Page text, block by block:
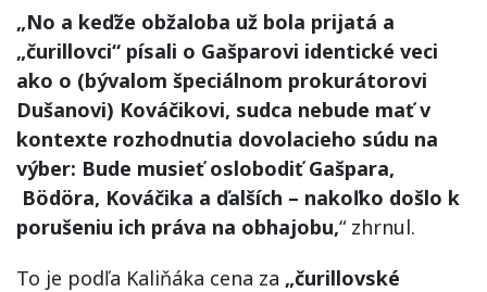
„No a keďže obžaloba už bola prijatá a
„čurillovci“ písali o Gašparovi identické veci
ako o (bývalom špeciálnom prokurátorovi
Dušanovi) Kováčikovi, sudca nebude mať v
kontexte rozhodnutia dovolacieho súdu na
výber: Bude musieť oslobodiť Gašpara,
Bödöra, Kováčika a ďalších – nakoľko došlo k
porušeniu ich práva na obhajobu,“ zhrnul.
To je podľa Kaliňáka cena za „čurillovské